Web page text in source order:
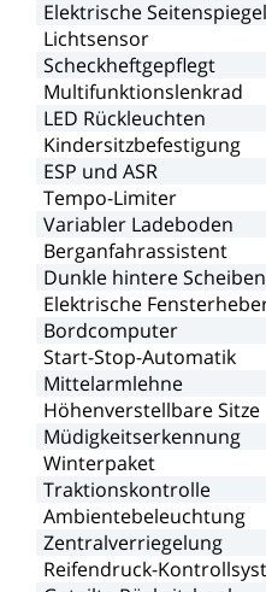
ElektrischeSeitenspiegel
Lichtsensor
Scheckheftgepflegt
Multifunktionslenkrad
LED Rückleuchten
Kindersitzbefestigung
ESP und ASR
Tempo-Limiter
Variabler Ladeboden
Berganfahrassistent
Dunkle hintereScheiben
Elektrische
Bordcomputer
Start-Stop-Automatik
Mittelarmlehne
HöhenverstellbareSitze
Müdigkeitserkennung
Winterpaket
Traktionskontrolle
Ambientebeleuchtung
Zentralverriegelung
Reifendruck-